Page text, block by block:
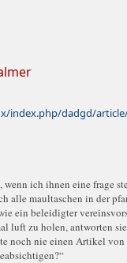
index.php/dadgd/
ich ihnen eine frage
alle maultaschen in der
ein beleidigter
luft zu holen, antworten
noch nie einen Artikel